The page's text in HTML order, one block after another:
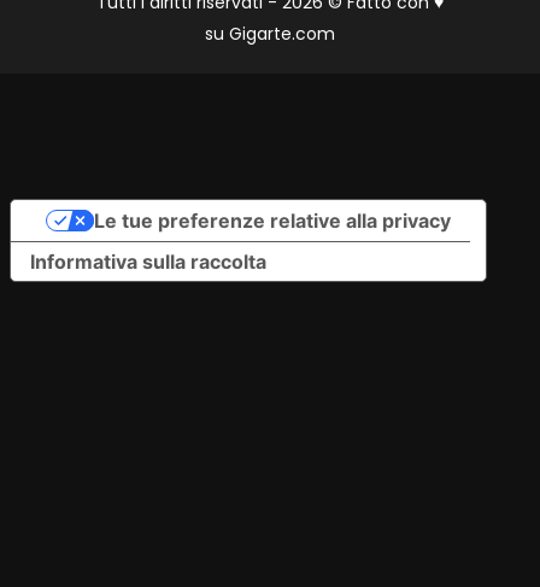
su Gigarte.com
Informativa sulla raccolta
Le tue preferenze relative alla privacy